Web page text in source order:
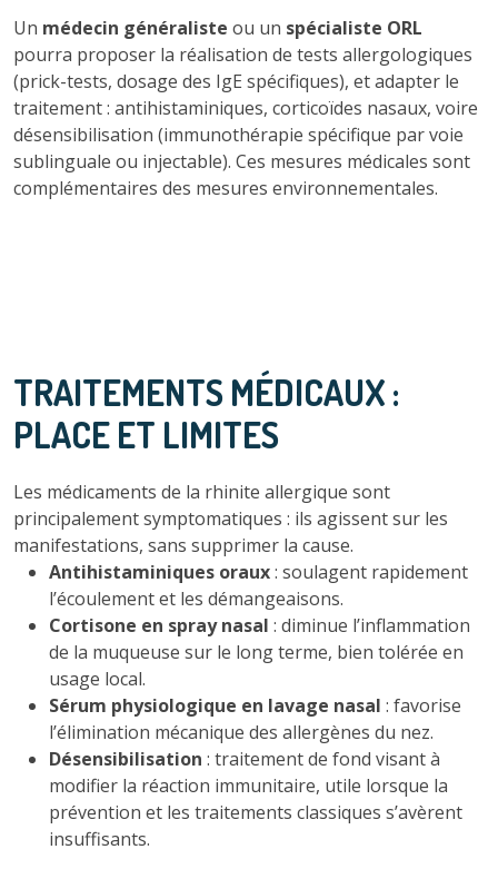
Un médecin généraliste ou un spécialiste ORL
pourra proposer la réalisation de tests allergologiques
(prick-tests, dosage des IgE spécifiques), et adapter le
traitement : antihistaminiques, corticoïdes nasaux, voire
désensibilisation (immunothérapie spécifique par voie
sublinguale ou injectable). Ces mesures médicales sont
complémentaires des mesures environnementales.
TRAITEMENTS MÉDICAUX :
PLACE ET LIMITES
Les médicaments de la rhinite allergique sont
principalement symptomatiques : ils agissent sur les
manifestations, sans supprimer la cause.
Antihistaminiques oraux: soulagent rapidement
l’écoulement et les démangeaisons.
Cortisone en spray nasal : diminue l’inflammation
de la muqueuse sur le long terme, bien tolérée en
usage local.
Sérum physiologique en lavage nasal : favorise
l’élimination mécanique des allergènes du nez.
Désensibilisation : traitement de fond visant à
modifier la réaction immunitaire, utile lorsque la
prévention et les traitements classiques s’avèrent
insuffisants.